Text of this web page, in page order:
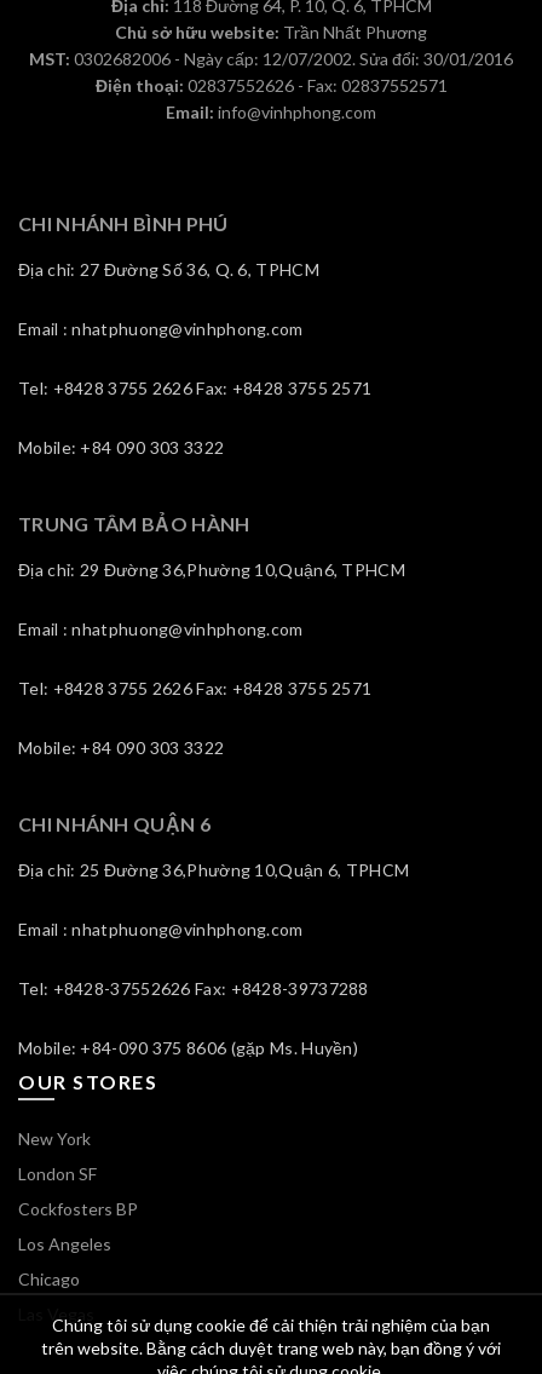
Địa chỉ: 118 Đường 64, P. 10, Q. 6, TPHCM
Chủ sở hữu website: Trần Nhất Phương
MST: 0302682006 - Ngày cấp: 12/07/2002. Sửa đổi: 30/01/2016
Điện thoại: 02837552626 - Fax: 02837552571
Email: info@vinhphong.com
CHI NHÁNH BÌNH PHÚ
Địa chỉ: 27 Đường Số 36, Q. 6, TPHCM
Email : nhatphuong@vinhphong.com
Tel: +8428 3755 2626 Fax: +8428 3755 2571
Mobile: +84 090 303 3322
TRUNG TÂM BẢO HÀNH
Địa chỉ: 29 Đường 36,Phường 10,Quận6, TPHCM
Email : nhatphuong@vinhphong.com
Tel: +8428 3755 2626 Fax: +8428 3755 2571
Mobile: +84 090 303 3322
CHI NHÁNH QUẬN 6
Địa chỉ: 25 Đường 36,Phường 10,Quận 6, TPHCM
Email : nhatphuong@vinhphong.com
Tel: +8428-37552626 Fax: +8428-39737288
Mobile: +84-090 375 8606 (gặp Ms. Huyền)
OUR STORES
New York
London SF
Cockfosters BP
Los Angeles
Chicago
Chúng tôi sử dụng cookie để cải thiện trải nghiệm của bạn
trên website. Bằng cách duyệt trang web này, bạn đồng ý với